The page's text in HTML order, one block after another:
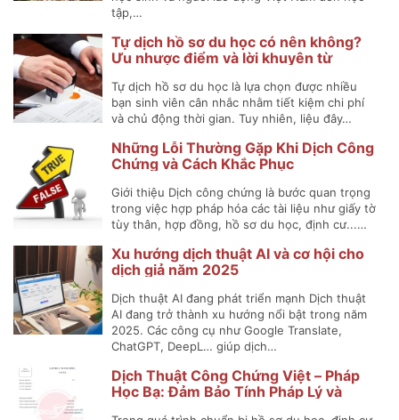
tập,…
Tự dịch hồ sơ du học có nên không?
Ưu nhược điểm và lời khuyên từ
Tự dịch hồ sơ du học là lựa chọn được nhiều
bạn sinh viên cân nhắc nhằm tiết kiệm chi phí
và chủ động thời gian. Tuy nhiên, liệu đây…
Những Lỗi Thường Gặp Khi Dịch Công
Chứng và Cách Khắc Phục
Giới thiệu Dịch công chứng là bước quan trọng
trong việc hợp pháp hóa các tài liệu như giấy tờ
tùy thân, hợp đồng, hồ sơ du học, định cư...…
Xu hướng dịch thuật AI và cơ hội cho
dịch giả năm 2025
Dịch thuật AI đang phát triển mạnh Dịch thuật
AI đang trở thành xu hướng nổi bật trong năm
2025. Các công cụ như Google Translate,
ChatGPT, DeepL… giúp dịch…
Dịch Thuật Công Chứng Việt – Pháp
Học Bạ: Đảm Bảo Tính Pháp Lý và